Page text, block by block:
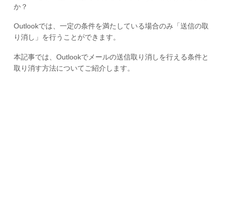
か？
Outlookでは、一定の条件を満たしている場合のみ「送信の取
り消し」を行うことができます。
本記事では、Outlookでメールの送信取り消しを行える条件と
取り消す方法についてご紹介します。